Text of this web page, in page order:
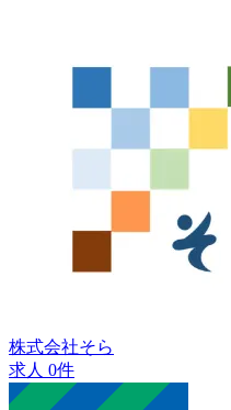
株式会社そら
求人 0件